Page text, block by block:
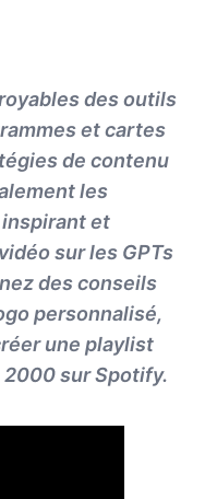
des outils
et cartes
de contenu
les
et
sur les GPTs
des conseils
personnalisé,
une playlist
sur Spotify.